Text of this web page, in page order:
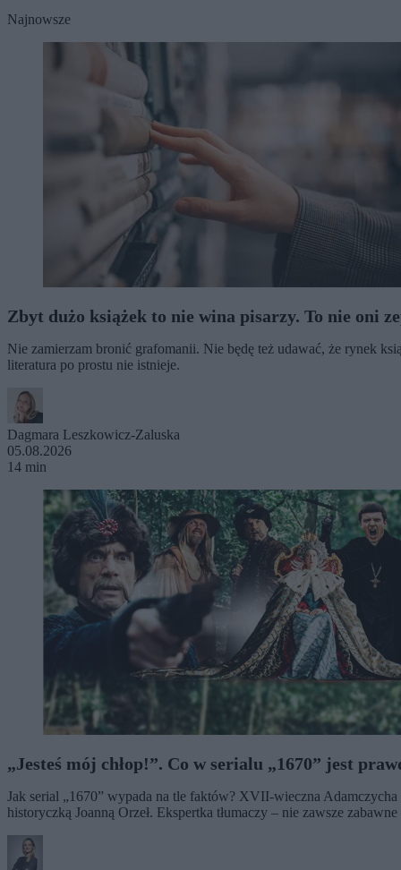
Najnowsze
Zbyt dużo książek to nie wina pisarzy. To nie oni
Nie zamierzam bronić grafomanii. Nie będę też udawać, że rynek
literatura po prostu nie istnieje.
Dagmara Leszkowicz-Zaluska
05.08.2026
14 min
„Jesteś mój chłop!”. Co w serialu „1670” jest
Jak serial „1670” wypada na tle faktów? XVII-wieczna
historyczką Joanną Orzeł. Ekspertka tłumaczy – nie zawsze